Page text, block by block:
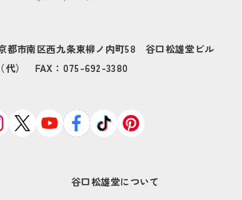
市南区西九条東柳ノ内町58 谷口松雄堂ビル
代） FAX：075-692-3380
谷口松雄堂について